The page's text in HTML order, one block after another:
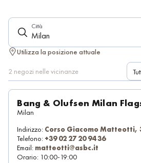
Città
Milan
Utilizza la posizione attuale
2 negozi nelle vicinanze
Bang & Olufsen Milan
Milan
Indirizzo: Corso Giacomo Matteotti,
Telefono: +39 02 27 20 94 36
Email: matteotti@asbc.it
Orario: 10:00-19:00